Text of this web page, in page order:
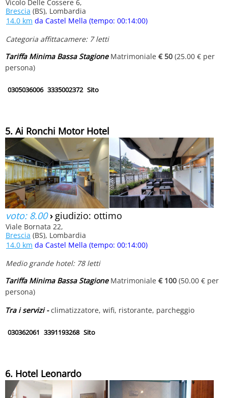
Vicolo Delle Cossere 6,
Brescia (BS), Lombardia
14.0 km da Castel Mella (tempo: 00:14:00)
Categoria affittacamere: 7 letti
Tariffa Minima Bassa StagioneMatrimoniale € 50 (25.00 € per
persona)
0305036006 3335002372 Sito
5. Ai Ronchi Motor Hotel
voto: 8.00› giudizio: ottimo
Viale Bornata 22,
Brescia (BS), Lombardia
14.0 km da Castel Mella (tempo: 00:14:00)
Medio grande hotel: 78 letti
Tariffa Minima Bassa StagioneMatrimoniale € 100 (50.00 € per
persona)
Tra i servizi -climatizzatore, wifi, ristorante, parcheggio
030362061 3391193268 Sito
6. Hotel Leonardo